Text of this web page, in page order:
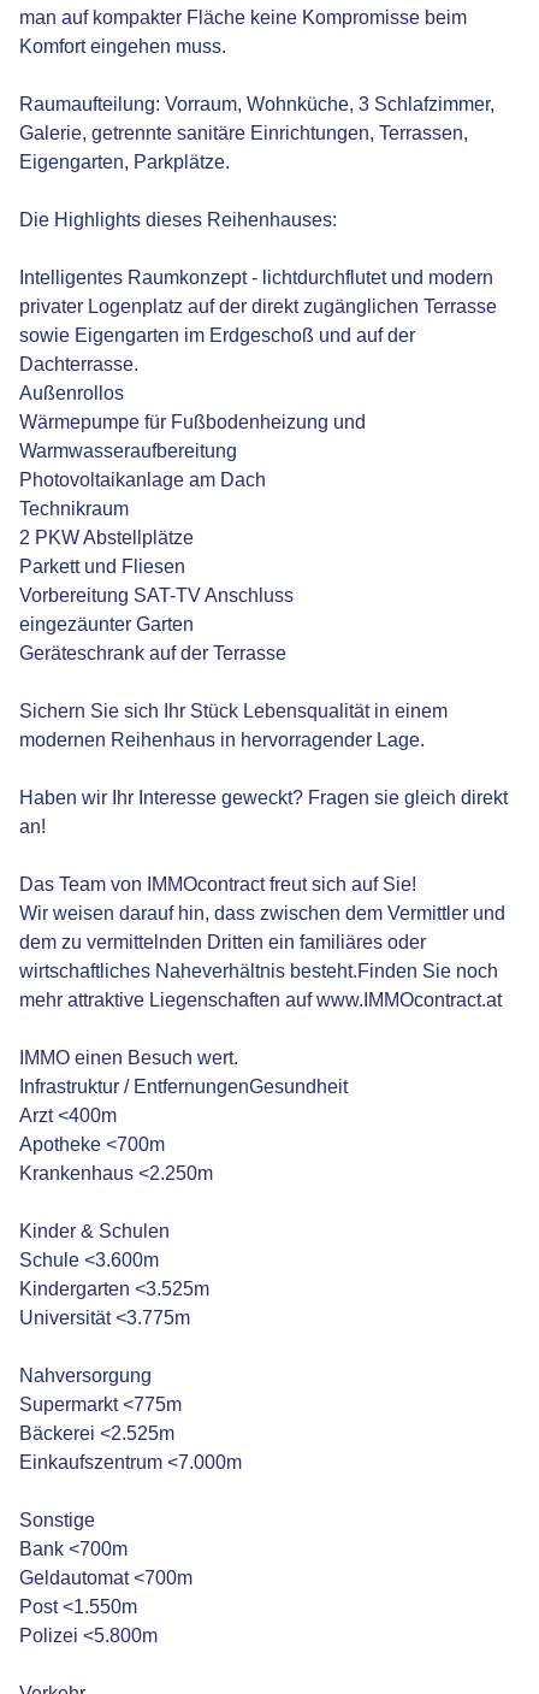
man auf kompakter Fläche keine Kompromisse beim
Komfort eingehen muss.
Raumaufteilung: Vorraum, Wohnküche, 3 Schlafzimmer,
Galerie, getrennte sanitäre Einrichtungen, Terrassen,
Eigengarten, Parkplätze.
Die Highlights dieses Reihenhauses:
Intelligentes Raumkonzept - lichtdurchflutet und modern
privater Logenplatz auf der direkt zugänglichen Terrasse
sowie Eigengarten im Erdgeschoß und auf der
Dachterrasse.
Außenrollos
Wärmepumpe für Fußbodenheizung und
Warmwasseraufbereitung
Photovoltaikanlage am Dach
Technikraum
2 PKW Abstellplätze
Parkett und Fliesen
Vorbereitung SAT-TV Anschluss
eingezäunter Garten
Geräteschrank auf der Terrasse
Sichern Sie sich Ihr Stück Lebensqualität in einem
modernen Reihenhaus in hervorragender Lage.
Haben wir Ihr Interesse geweckt? Fragen sie gleich direkt
an!
Das Team von IMMOcontract freut sich auf Sie!
Wir weisen darauf hin, dass zwischen dem Vermittler und
dem zu vermittelnden Dritten ein familiäres oder
wirtschaftliches Naheverhältnis besteht.Finden Sie noch
mehr attraktive Liegenschaften auf www.IMMOcontract.at
IMMO einen Besuch wert.
Infrastruktur / EntfernungenGesundheit
Arzt <400m
Apotheke <700m
Krankenhaus <2.250m
Kinder & Schulen
Schule <3.600m
Kindergarten <3.525m
Universität <3.775m
Nahversorgung
Supermarkt <775m
Bäckerei <2.525m
Einkaufszentrum <7.000m
Sonstige
Bank <700m
Geldautomat <700m
Post <1.550m
Polizei <5.800m